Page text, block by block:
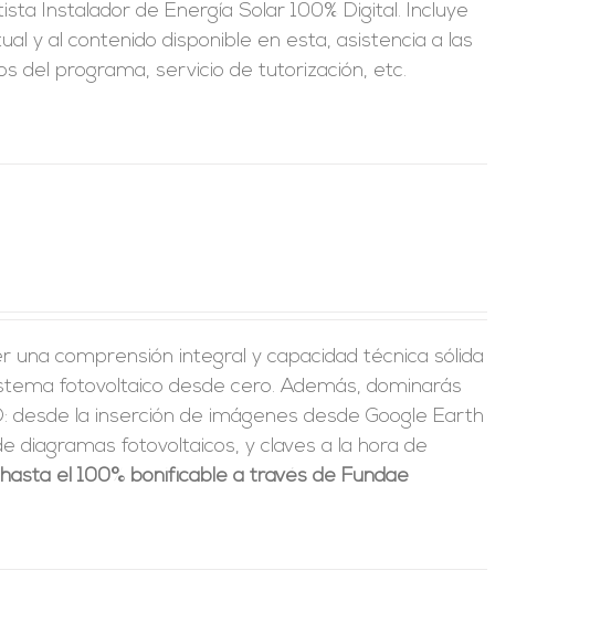
Instalador de Energía Solar 100% Digital. Incluye
y al contenido disponible en esta, asistencia a las
del programa, servicio de tutorización, etc.
comprensión integral y capacidad técnica sólida
fotovoltaico desde cero. Además, dominarás
la inserción de imágenes desde Google Earth
diagramas fotovoltaicos, y claves a la hora de
el 100% bonificable a través de Fundae